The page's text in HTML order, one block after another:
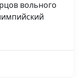
вольного